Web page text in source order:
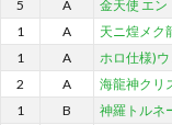
5
A 金天使 エン
1
A 天ニ煌メク
1
A ホロ仕様)
2
A 海龍神クリ
1
B 神羅トルネ